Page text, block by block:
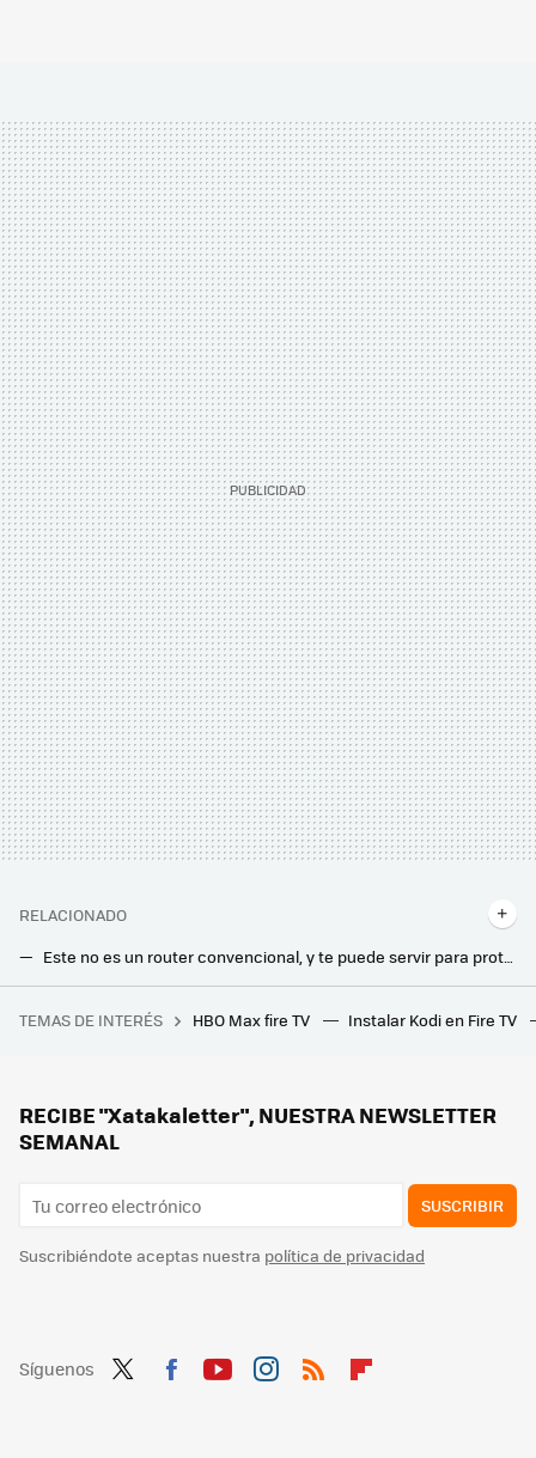
RELACIONADO
Este no es un router convencional, y te puede servir para proteger tu privacidad en línea: muy compacto y con VPN integrada
La debacle demográfica en Europa, expuesta en este mapa con un invitado engañoso: Mónaco
TEMAS DE INTERÉS HBO Max fire TV Instalar Kodi en Fire TV
RECIBE "Xatakaletter", NUESTRA NEWSLETTER
SEMANAL
SUSCRIBIR
Suscribiéndote aceptas nuestra política de privacidad
Síguenos